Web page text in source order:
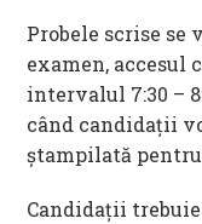
Probele scrise se
examen,
intervalul 7:30 –
când candidații
ștampilată
Candidații trebuie